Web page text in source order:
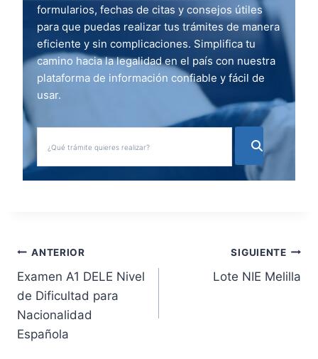
formularios, fechas de citas y consejos útiles
para que puedas realizar tus trámites de manera
eficiente y sin complicaciones. Simplifica tu
camino hacia la legalidad en el país con nuestra
plataforma de información confiable y fácil de
usar.
N
a
v
e
ANTERIOR
Examen A1 DELE Nivel
de Dificultad para
Nacionalidad
Española
SIGUIENTE
Lote NIE Melilla